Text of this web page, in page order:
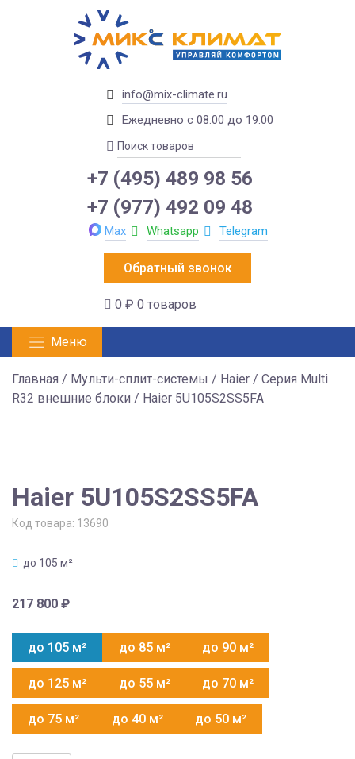
info@mix-climate.ru
Ежедневно с 08:00 до 19:00
+7 (495) 489 98 56
+7 (977) 492 09 48
Max Whatsapp Telegram
Обратный звонок
0 ₽ 0 товаров
Меню
Главная / Мульти-сплит-системы / Haier / Серия Multi
R32 внешние блоки / Haier 5U105S2SS5FA
Haier 5U105S2SS5FA
Код товара: 13690
до 105 м²
217 800 ₽
до 105 м² до 85 м² до 90 м²
до 125 м² до 55 м² до 70 м²
до 75 м² до 40 м² до 50 м²